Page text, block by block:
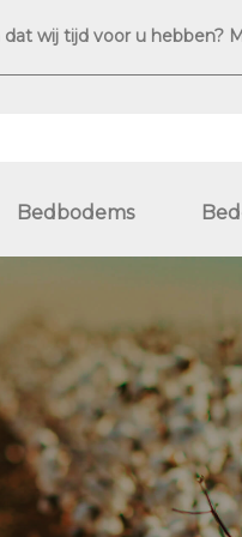
wij tijd voor u hebben?
Bedbodems